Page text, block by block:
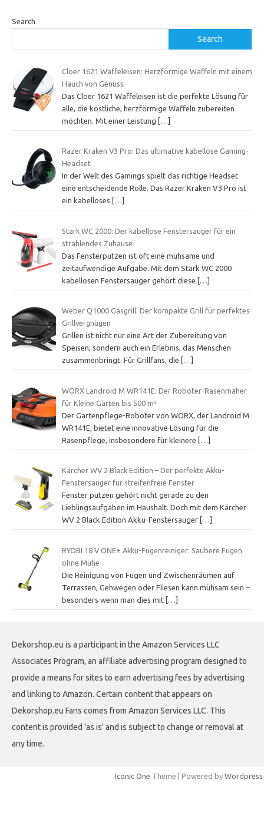
Search
Search
Cloer 1621 Waffeleisen: Herzförmige Waffeln mit einem
Hauch von Genuss
Das Cloer 1621 Waffeleisen ist die perfekte Lösung für
alle, die köstliche, herzförmige Waffeln zubereiten
möchten. Mit einer Leistung
[…]
Razer Kraken V3 Pro: Das ultimative kabellose Gaming-
Headset
In der Welt des Gamings spielt das richtige Headset
eine entscheidende Rolle. Das Razer Kraken V3 Pro ist
ein kabelloses
[…]
Stark WC 2000: Der kabellose Fenstersauger für ein
strahlendes Zuhause
Das Fensterputzen ist oft eine mühsame und
zeitaufwendige Aufgabe. Mit dem Stark WC 2000
kabellosen Fenstersauger gehört diese
[…]
Weber Q1000 Gasgrill: Der kompakte Grill für perfektes
Grillvergnügen
Grillen ist nicht nur eine Art der Zubereitung von
Speisen, sondern auch ein Erlebnis, das Menschen
zusammenbringt. Für Grillfans, die
[…]
WORX Landroid M WR141E: Der Roboter-Rasenmäher
für Kleine Gärten bis 500 m²
Der Gartenpflege-Roboter von WORX, der Landroid M
WR141E, bietet eine innovative Lösung für die
Rasenpflege, insbesondere für kleinere
[…]
Kärcher WV 2 Black Edition – Der perfekte Akku-
Fenstersauger für streifenfreie Fenster
Fenster putzen gehört nicht gerade zu den
Lieblingsaufgaben im Haushalt. Doch mit dem Kärcher
WV 2 Black Edition Akku-Fenstersauger […]
RYOBI 18 V ONE+ Akku-Fugenreiniger: Saubere Fugen
ohne Mühe
Die Reinigung von Fugen und Zwischenräumen auf
Terrassen, Gehwegen oder Fliesen kann mühsam sein –
besonders wenn man dies mit […]
Dekorshop.eu is a participant in the Amazon Services LLC
Associates Program, an affiliate advertising program designed to
provide a means for sites to earn advertising fees by advertising
and linking to Amazon. Certain content that appears on
Dekorshop.eu Fans comes from Amazon Services LLC. This
content is provided 'as is' and is subject to change or removal at
any time.
Iconic One Theme | Powered by Wordpress